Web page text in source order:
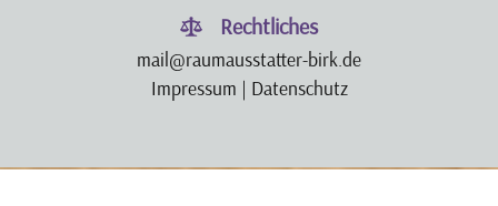
Rechtliches
mail@raumausstatter-birk.de
Impressum | Datenschutz